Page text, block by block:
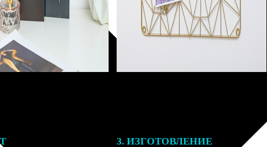
3. ИЗГОТОВЛЕНИЕ